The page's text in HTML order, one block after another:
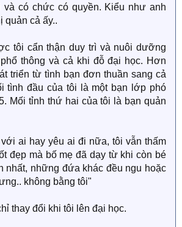
và có chức có quyền. Kiểu như anh
quản cả ấy..
tôi cẩn thận duy trì và nuôi dưỡng
thông và cả khi đỗ đại học. Hơn
triển từ tình bạn đơn thuần sang cả
tình đầu của tôi là một bạn lớp phó
Mối tỉnh thứ hai của tôi là bạn quản
ai hay yêu ai đi nữa, tôi vẫn thấm
đẹp mà bố mẹ đã dạy từ khi còn bé
nhất, những đứa khác đều ngu hoặc
không bằng tôi"
thay đổi khi tôi lên đại học.